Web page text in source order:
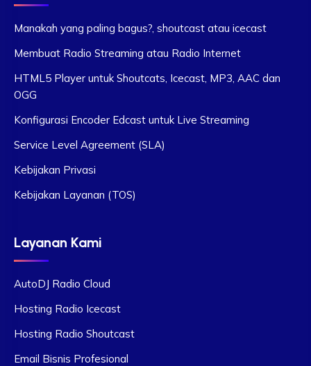
Manakah yang paling bagus?, shoutcast atau icecast
Membuat Radio Streaming atau Radio Internet
HTML5 Player untuk Shoutcats, Icecast, MP3, AAC dan
OGG
Konfigurasi Encoder Edcast untuk Live Streaming
Service Level Agreement (SLA)
Kebijakan Privasi
Kebijakan Layanan (TOS)
Layanan Kami
AutoDJ Radio Cloud
Hosting Radio Icecast
Hosting Radio Shoutcast
Email Bisnis Profesional